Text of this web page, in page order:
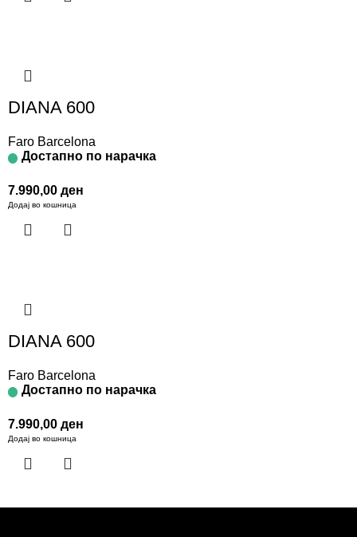
DIANA 600
Faro Barcelona
Достапно по нарачка
7.990,00 ден
Додај во кошница
DIANA 600
Faro Barcelona
Достапно по нарачка
7.990,00 ден
Додај во кошница